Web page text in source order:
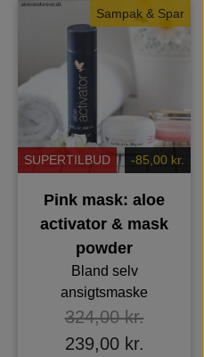
Sampak & Spar
SUPERTILBUD -85,00 kr.
Pink mask: aloe
activator & mask
powder
Bland selv
ansigtsmaske
324,00 kr.
239,00 kr.